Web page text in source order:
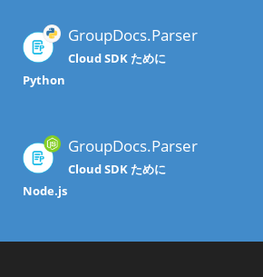
GroupDocs.Parser
Cloud SDK ために
Python
GroupDocs.Parser
Cloud SDK ために
Node.js